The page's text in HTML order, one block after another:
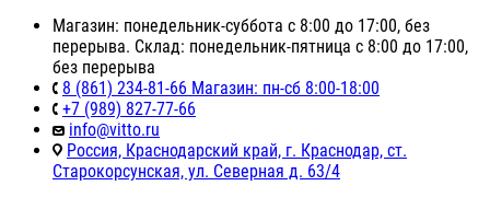
Магазин: понедельник-суббота с 8:00 до 17:00, без
перерыва. Склад: понедельник-пятница с 8:00 до 17:00,
без перерыва
8 (861) 234-81-66 Магазин: пн-сб 8:00-18:00
+7 (989) 827-77-66
info@vitto.ru
Россия, Краснодарский край, г. Краснодар, ст.
Старокорсунская, ул. Северная д. 63/4